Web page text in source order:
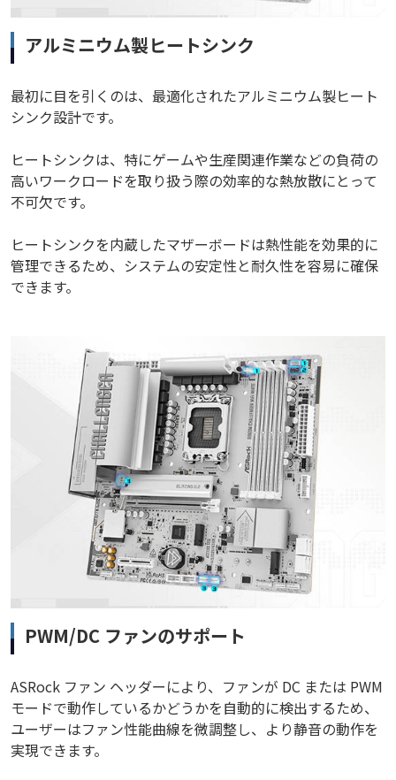
アルミニウム製ヒートシンク
最初に目を引くのは、最適化されたアルミニウム製ヒート
シンク設計です。
ヒートシンクは、特にゲームや生産関連作業などの負荷の
高いワークロードを取り扱う際の効率的な熱放散にとって
不可欠です。
ヒートシンクを内蔵したマザーボードは熱性能を効果的に
管理できるため、システムの安定性と耐久性を容易に確保
できます。
PWM/DC ファンのサポート
ASRock ファン ヘッダーにより、ファンが DC または PWM
モードで動作しているかどうかを自動的に検出するため、
ユーザーはファン性能曲線を微調整し、より静音の動作を
実現できます。